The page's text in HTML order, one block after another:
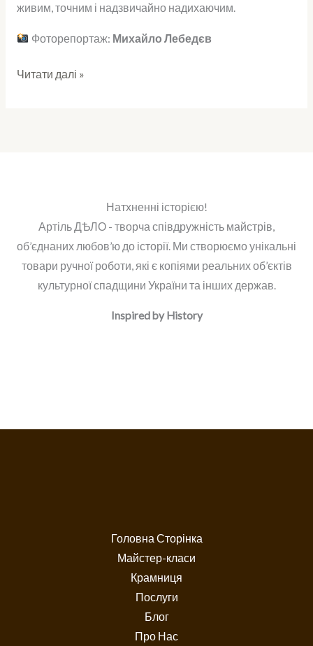
живим, точним і надзвичайно надихаючим.
Фоторепортаж: Михайло Лебедєв
Читати далі »
Натхненні історією!
Артіль ДѢЛО - творча співдружність майстрів,
об’єднаних любов’ю до історії. Ми створюємо унікальні
товари ручної роботи, які є копіями реальних об’єктів
культурної спадщини України та інших держав.
Inspired by History
Головна Сторінка
Майстер-класи
Крамниця
Послуги
Блог
Про Нас